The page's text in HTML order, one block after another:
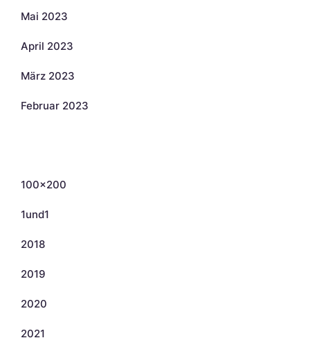
Mai 2023
April 2023
März 2023
Februar 2023
100×200
1und1
2018
2019
2020
2021